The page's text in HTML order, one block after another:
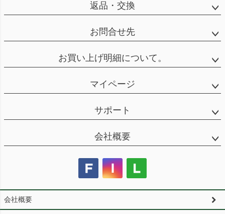
返品・交換
お問合せ先
お買い上げ明細について。
マイページ
サポート
会社概要
会社概要